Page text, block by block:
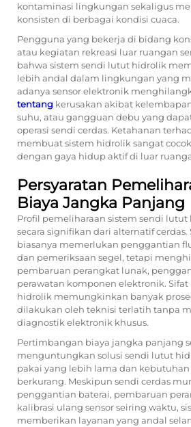
kontaminasi lingkungan sekaligus
konsisten di berbagai kondisi cuaca.
Pengguna yang bekerja di bidang
atau kegiatan rekreasi luar ruangan
bahwa sistem sendi lutut hidrolik
lebih andal dalam lingkungan yang
adanya sensor elektronik
tentang kerusakan akibat
suhu, atau gangguan debu yang
operasi sendi cerdas. Ketahanan
membuat sistem hidrolik sangat
dengan gaya hidup aktif di luar
Persyaratan
Biaya Jangka Panjang
Profil pemeliharaan sistem sendi
secara signifikan dari alternatif
biasanya memerlukan penggantian
dan pemeriksaan segel, tetapi
pembaruan perangkat lunak,
perawatan komponen elektronik. Sifat
hidrolik memungkinkan banyak
dilakukan oleh teknisi terlatih tanpa
diagnostik elektronik khusus.
Pertimbangan biaya jangka panjang
menguntungkan solusi sendi lutut
pakai yang lebih lama dan kebutuhan
berkurang. Meskipun sendi cerdas
penggantian baterai, pembaruan
kalibrasi ulang sensor seiring waktu,
memberikan layanan yang andal